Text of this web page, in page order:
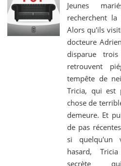
Jeunes
recherchent
Alors qu'ils
docteure
disparue
retrouvent
tempête de
Tricia, qui est
chose de
demeure. Et
de pas
si quelqu'un
hasard,
secrète